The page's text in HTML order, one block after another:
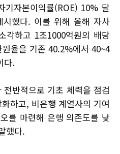
기자본이익률(ROE) 10% 달
했다. 이를 위해 올해 자사
각하고 1조1000억원의 배당
율을 기존 40.2%에서 40~4
다.
반적으로 기초 체력을 점검
하고, 비은행 계열사의 기여
를 마련해 은행 의존도를 낮
했다.